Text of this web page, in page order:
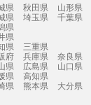
県 秋田県 山形県
県 埼玉県 千葉県
県
県
県
三重県
府 兵庫県 奈良県
県 広島県
山口県
県
高知県
県 熊本県 大分県